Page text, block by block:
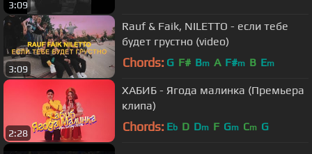
3:09
3:09
Rauf & Faik, NILETTO - если тебе
будет грустно (video)
Chords: G F# Bm A F#m B Em
2:28
ХАБИБ - Ягода малинка (Премьера
клипа)
Chords: Eb D Dm F Gm Cm G